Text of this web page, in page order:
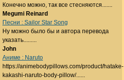
Конечно можно, так все стесняются.......
Megumi Reinard
Песни : Sailor Star Song
Ну можно было бы и автора перевода
указать.........
John
Аниме : Naruto
https://animebodypillows.com/product/hatake-
kakashi-naruto-body-pillow/......